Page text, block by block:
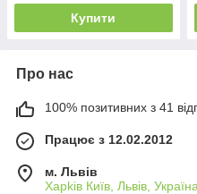
Купити
Про нас
100% позитивних з 41
Працює з 12.02.2012
м. Львів
Харkiв Київ, Львів, Україна